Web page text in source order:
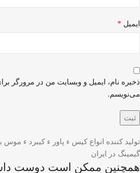
ایمیل *
ذخیره نام، ایمیل و وبسایت من در مرورگر
می‌نویسم.
تولید کننده انواع کیس ء پاور ء کیبرد ء موس
گیمینگ در ایران
همچنین ممکن است دوست